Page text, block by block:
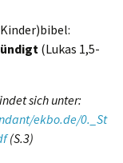
(Lukas 1,5-
sich unter:
ekbo.de/0._St
(S.3)